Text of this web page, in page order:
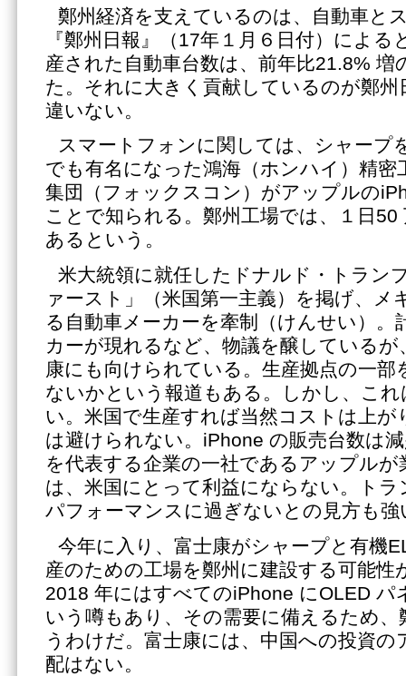
鄭州経済を支えているのは、自動車と
『鄭州日報』（17年１月６日付）によ
産された自動車台数は、前年比21.8% 増
た。それに大きく貢献しているのが鄭
違いない。
スマートフォンに関しては、シャープ
でも有名になった鴻海（ホンハイ）精密
集団（フォックスコン）がアップルの
ことで知られる。鄭州工場では、１日50
あるという。
米大統領に就任したドナルド・トラン
ァースト」（米国第一主義）を掲げ、メ
る自動車メーカーを牽制（けんせい）。
カーが現れるなど、物議を醸しているが
康にも向けられている。生産拠点の一部
ないかという報道もある。しかし、こ
い。米国で生産すれば当然コストは上が
は避けられない。iPhone の販売台数は
を代表する企業の一社であるアップル
は、米国にとって利益にならない。ト
パフォーマンスに過ぎないとの見方も強
今年に入り、富士康がシャープと有機
産のための工場を鄭州に建設する可能性
2018 年にはすべてのiPhone にOLED パ
いう噂もあり、その需要に備えるため
うわけだ。富士康には、中国への投資
配はない。